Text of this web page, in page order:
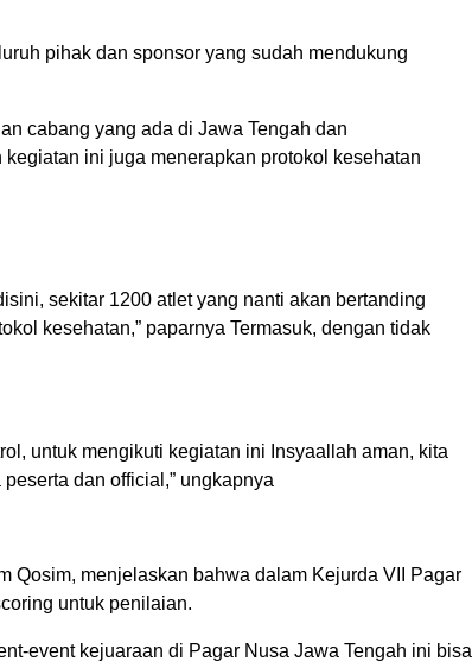
pihak dan sponsor yang sudah mendukung
cabang yang ada di Jawa Tengah dan
ini juga menerapkan protokol kesehatan
sekitar 1200 atlet yang nanti akan bertanding
kesehatan,” paparnya Termasuk, dengan tidak
untuk mengikuti kegiatan ini Insyaallah aman, kita
dan official,” ungkapnya
Qosim, menjelaskan bahwa dalam Kejurda VII Pagar
untuk penilaian.
event kejuaraan di Pagar Nusa Jawa Tengah ini bisa